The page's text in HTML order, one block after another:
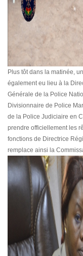
Plus tôt dans la matinée,
également eu lieu à la
Générale de la Police
Divisionnaire de Police
de la Police Judiciaire en
prendre officiellement les
fonctions de Directrice
remplace ainsi la